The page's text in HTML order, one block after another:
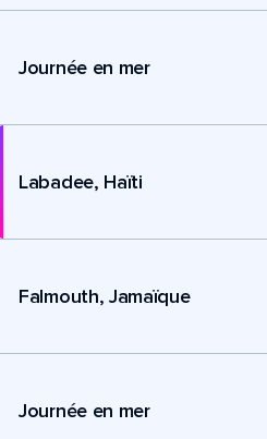
Journée en mer
Labadee, Haïti
Falmouth, Jamaïque
Journée en mer